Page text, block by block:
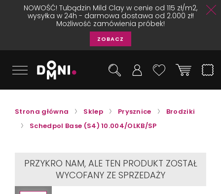
NOWOŚĆ! Tubądzin Mild Clay w cenie od 115 zł/m2,
wysyłka w 24h - darmowa dostawa od 2.000 zł!
Możliwość zamówienia próbek!
ZOBACZ
Strona główna Sklep Prysznice
Brodziki
Schedpol Base (S4) 10.004/OLKB/SP
PRZYKRO NAM, ALE TEN PRODUKT ZOSTAŁ
WYCOFANY ZE SPRZEDAŻY